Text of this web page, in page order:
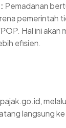
Pemadanan
pemerintah
Hal ini akan
efisien.
langsung